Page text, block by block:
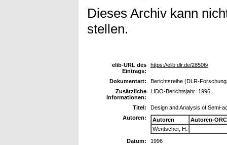
Dieses Archiv kann
stellen.
elib-URL des
Eintrags:
https://elib.dlr.de/28506/
Dokumentart:
Berichtsreihe (DLR-
Zusätzliche
Informationen:
LIDO-Berichtsjahr=1996,
Titel:
Design and Analysis of Semi-
Autoren:
Autoren
Autoren-
Wentscher, H.
Datum:
1996